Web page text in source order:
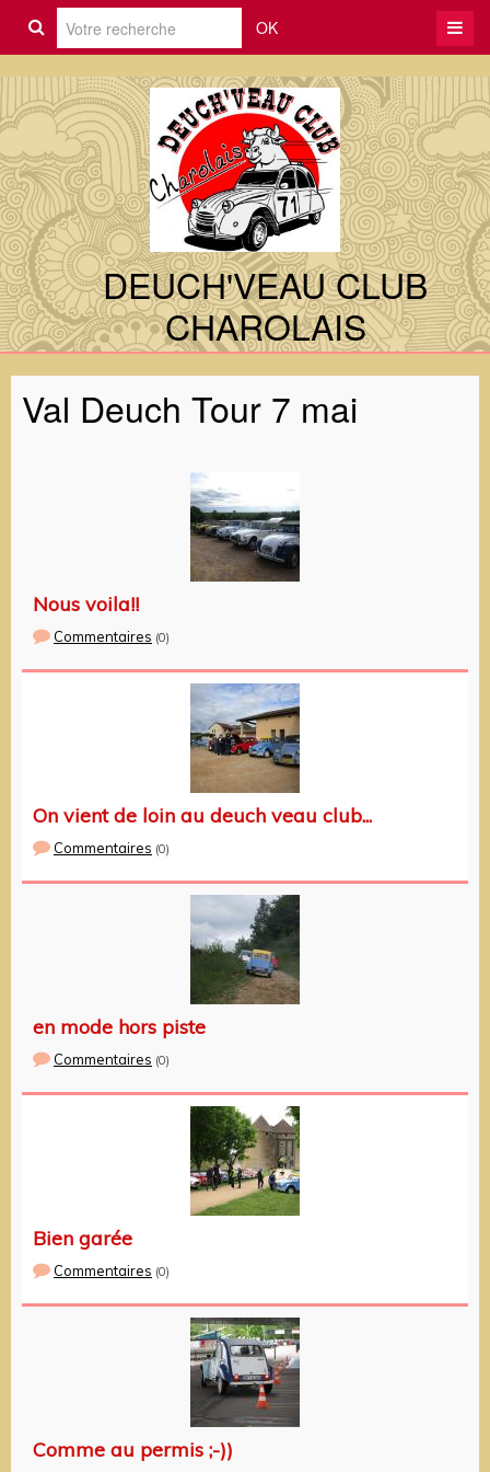
OK
DEUCH'VEAU CLUB
CHAROLAIS
Val Deuch Tour 7 mai
Nous voila!!
Commentaires (0)
On vient de loin au deuch veau club...
Commentaires (0)
en mode hors piste
Commentaires (0)
Bien garée
Commentaires (0)
Comme au permis ;-))